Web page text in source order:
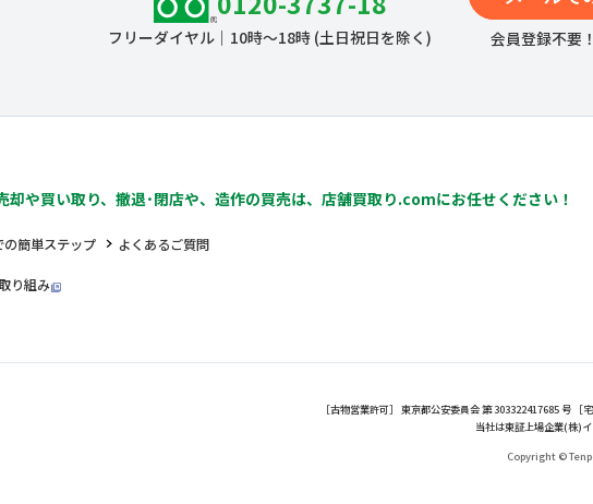
フリーダイヤル｜10時～18時 (土日祝日を除く) 会員登録不要
や買い取り、撤退･閉店や、 造作の買売は、店舗買取り.comにお任せください！
の簡単ステップ よくあるご質問
り組み
［古物営業許可］ 東京都公安委員会 第 303322417685 号 ［
当社は東証上場企業(株)
Copyright ©